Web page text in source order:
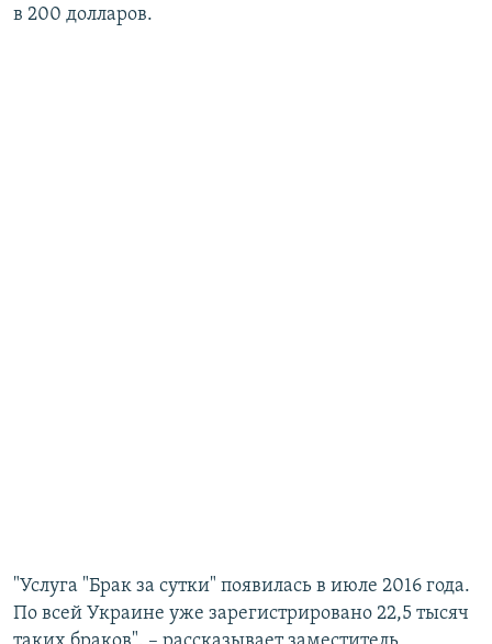
в 200 долларов.
"Услуга "Брак за сутки" появилась в июле 2016 года.
По всей Украине уже зарегистрировано 22,5 тысяч